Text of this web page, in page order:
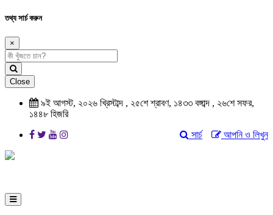
তথ্য সার্চ করুন
×
Close
৯ই আগস্ট, ২০২৬ খ্রিস্টাব্দ , ২৫শে শ্রাবণ, ১৪৩৩ বঙ্গাব্দ , ২৬শে সফর,
১৪৪৮ হিজরি
আপনি ও লিখুন
সার্চ